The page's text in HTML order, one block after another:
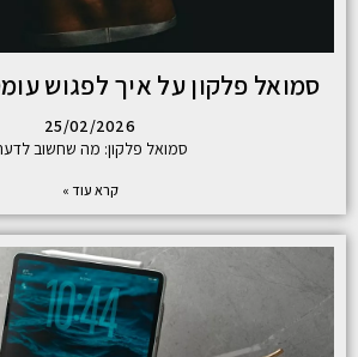
סמואל פלקון על איך לפגוש
25/02/2026
סמואל פלקון: מה שחשוב
קרא עוד »